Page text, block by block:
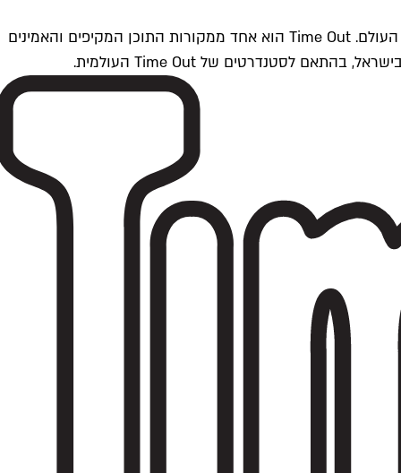
Time Outתל אביב הוא חלק מרשת Time Out Global — רשת מדיה בינלאומית הפועלת ב-360 ערים מרכזיות וב-60 מדינות ברחבי העולם. Time Out הוא אחד ממקורות התוכן המקיפים והאמינים